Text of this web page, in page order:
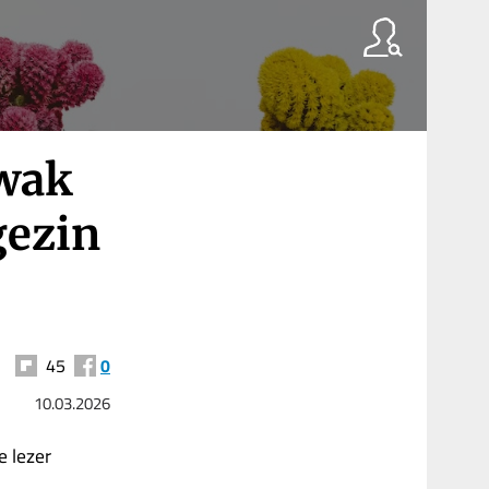
45 0
10.03.2026
lezer